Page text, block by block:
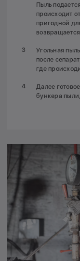
Пыль
происходит
пригодной
Угольная
после
где
Далее
бункера